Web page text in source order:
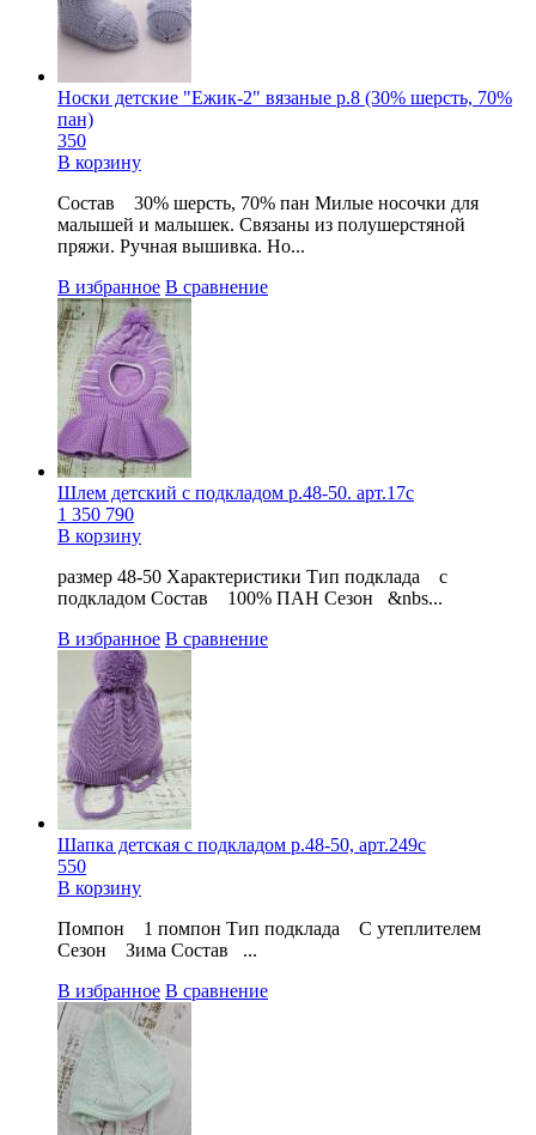
Носки детские "Ежик-2" вязаные р.8 (30% шерсть, 70%
пан)
350
В корзину
Состав 30% шерсть, 70% пан Милые носочки для
малышей и малышек. Связаны из полушерстяной
пряжи. Ручная вышивка. Но...
В избранное В сравнение
Шлем детский с подкладом р.48-50. арт.17с
1 350 790
В корзину
размер 48-50 Характеристики Тип подклада с
подкладом Состав 100% ПАН Сезон &nbs...
В избранное В сравнение
Шапка детская с подкладом р.48-50, арт.249с
550
В корзину
Помпон 1 помпон Тип подклада С утеплителем
Сезон Зима Состав ...
В избранное В сравнение